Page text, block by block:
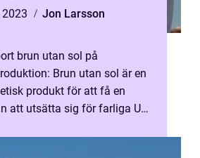
Jon Larsson
brun utan sol på
Brun utan sol är en
produkt för att få en
att utsätta sig för farliga UV-